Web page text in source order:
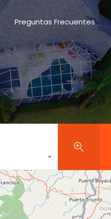
Preguntas Frecuentes
Preguntas Frecuentes